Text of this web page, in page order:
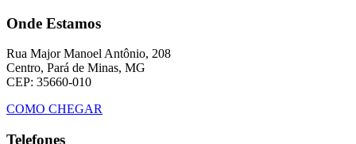
Onde Estamos
Rua Major Manoel Antônio, 208
Centro, Pará de Minas, MG
CEP: 35660-010
COMO CHEGAR
Telefones